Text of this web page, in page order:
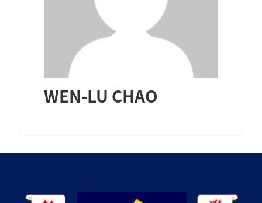
WEN-LU CHAO